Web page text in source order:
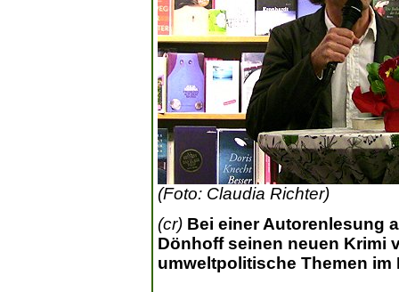
(Foto: Claudia Richter)
(cr) Bei einer Autorenlesung
Dönhoff seinen neuen Krimi
umweltpolitische Themen im